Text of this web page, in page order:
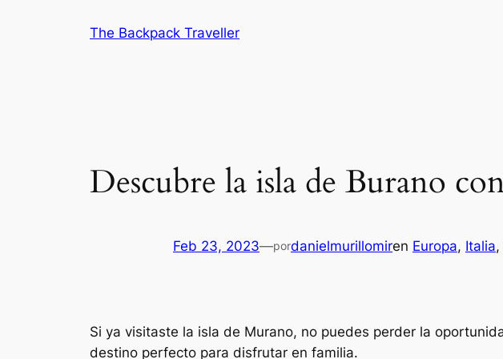
The Backpack Traveller
Descubre la isla de Burano
Feb 23, 2023—pordanielmurillomiren Europa, Italia,
Si ya visitaste la isla de Murano, no puedes perder la
destino perfecto para disfrutar en familia.